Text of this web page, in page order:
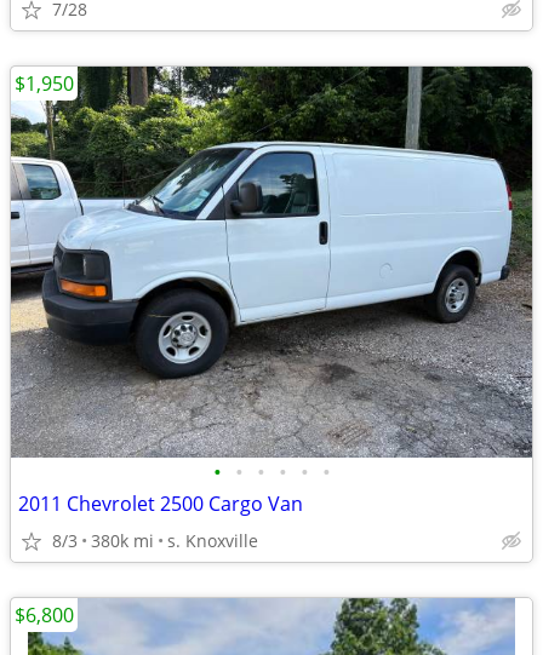
7/28
• • • • • •
2011 Chevrolet 2500 Cargo Van
8/3 380k mi s. Knoxville
$1,950
$6,800